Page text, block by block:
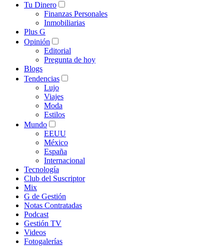
Tu Dinero
Finanzas Personales
Inmobiliarias
Plus G
Opinión
Editorial
Pregunta de hoy
Blogs
Tendencias
Lujo
Viajes
Moda
Estilos
Mundo
EEUU
México
España
Internacional
Tecnología
Club del Suscriptor
Mix
G de Gestión
Notas Contratadas
Podcast
Gestión TV
Videos
Fotogalerías